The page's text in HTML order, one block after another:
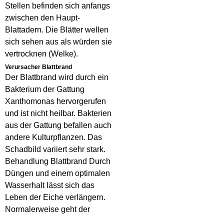
Stellen befinden sich anfangs
zwischen den Haupt-
Blattadern. Die Blätter wellen
sich sehen aus als würden sie
vertrocknen (Welke).
Verursacher Blattbrand
Der Blattbrand wird durch ein
Bakterium der Gattung
Xanthomonas hervorgerufen
und ist nicht heilbar. Bakterien
aus der Gattung befallen auch
andere Kulturpflanzen. Das
Schadbild variiert sehr stark.
Behandlung Blattbrand Durch
Düngen und einem optimalen
Wasserhalt lässt sich das
Leben der Eiche verlängern.
Normalerweise geht der